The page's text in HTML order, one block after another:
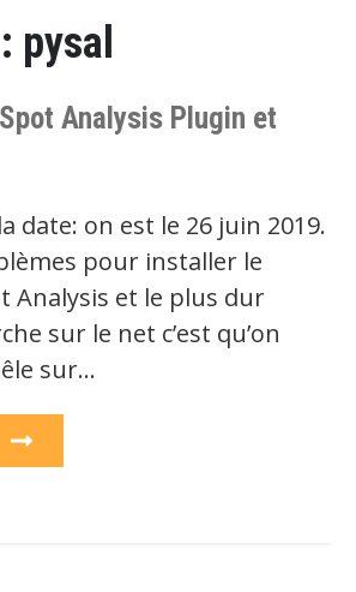
pysal
Analysis Plugin et
date: on est le 26 juin 2019.
pour installer le
Analysis et le plus dur
sur le net c’est qu’on
sur…